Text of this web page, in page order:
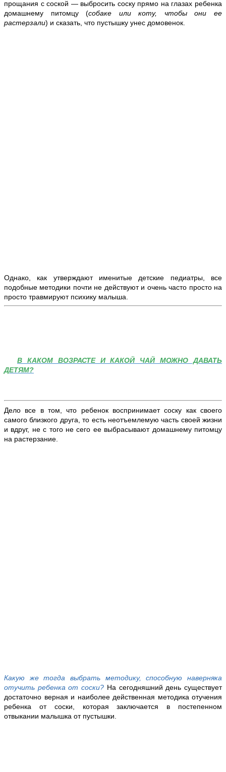
прощания с соской — выбросить соску прямо на глазах ребенка
домашнему питомцу (собаке или коту, чтобы они ее
растерзали) и сказать, что пустышку унес домовенок.
Однако, как утверждают именитые детские педиатры, все
подобные методики почти не действуют и очень часто просто на
просто травмируют психику малыша.
В КАКОМ ВОЗРАСТЕ И КАКОЙ ЧАЙ МОЖНО ДАВАТЬ
ДЕТЯМ?
Дело все в том, что ребенок воспринимает соску как своего
самого близкого друга, то есть неотъемлемую часть своей жизни
и вдруг, не с того не сего ее выбрасывают домашнему питомцу
на растерзание.
Какую же тогда выбрать методику, способную наверняка
отучить ребенка от соски? На сегодняшний день существует
достаточно верная и наиболее действенная методика отучения
ребенка от соски, которая заключается в постепенном
отвыкании малышка от пустышки.